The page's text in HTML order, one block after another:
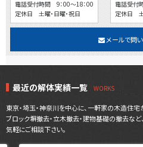
電話受付時間 9：00～18：00
定休日 土曜・日曜・祝日
電話受付
定休日 土
メールで問
最近の解体実績一覧
東京・埼玉・神奈川を中心に、一軒家の木造住
ブロック塀撤去・立木撤去・建物基礎の撤去な
気軽にご相談下さい。